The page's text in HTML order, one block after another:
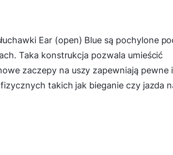
Ear (open) Blue są pochylone
Taka konstrukcja pozwala umieścić
zaczepy na uszy zapewniają pewne i
takich jak bieganie czy jazda